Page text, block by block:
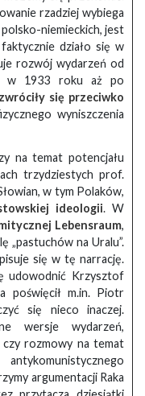
rzadziej wybiega
niemieckich, jest
działo się w
rozwój wydarzeń od
w 1933 roku aż po
się przeciwko
wyniszczenia
na temat potencjału
trzydziestych prof.
w tym Polaków,
ideologii. W
Lebensraum,
„pastuchów na Uralu”.
się w tę narrację.
udowodnić Krzysztof
poświęcił m.in. Piotr
się nieco inaczej.
wersje wydarzeń,
czy rozmowy na temat
argumentacji Raka